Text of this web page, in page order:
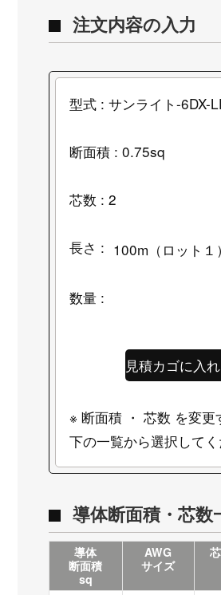
注文内容の入力
型式 : サンライト-6DX-
断面積 : 0.75sq
芯数 : 2
長さ :
数量 :
※ 断面積 ・ 芯数 を変更
下の一覧から選択してく
導体断面積・芯数
導体
断面積
sq
AWG
サイズ